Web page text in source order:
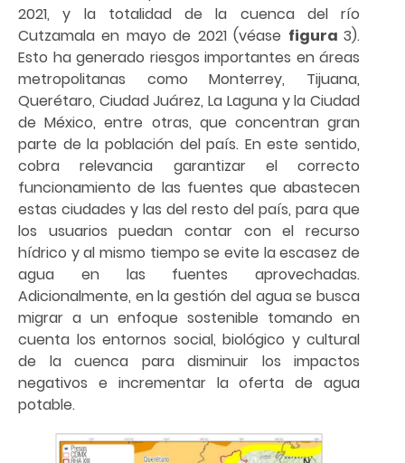
2021, y la totalidad de la cuenca del río
Cutzamala en mayo de 2021 (véase figura3).
Esto ha generado riesgos importantes en áreas
metropolitanas como Monterrey, Tijuana,
Querétaro, Ciudad Juárez, La Laguna y la Ciudad
de México, entre otras, que concentran gran
parte de la población del país. En este sentido,
cobra relevancia garantizar el correcto
funcionamiento de las fuentes que abastecen
estas ciudades y las del resto del país, para que
los usuarios puedan contar con el recurso
hídrico y al mismo tiempo se evite la escasez de
agua en las fuentes aprovechadas.
Adicionalmente, en la gestión del agua se busca
migrar a un enfoque sostenible tomando en
cuenta los entornos social, biológico y cultural
de la cuenca para disminuir los impactos
negativos e incrementar la oferta de agua
potable.